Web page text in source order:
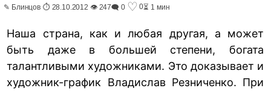
✎ Блинцов ⏱ 28.10.2012 👁 247🗨 0 ♡ 0⏳ 1 мин
Наша страна, как и любая другая, а может
быть даже в большей степени, богата
талантливыми художниками. Это доказывает и
художник-график Владислав Резниченко. При